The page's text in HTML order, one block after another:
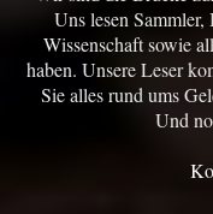
Uns lesen
Wissenschaft sowie
haben. Unsere Leser
Sie alles rund ums
Und